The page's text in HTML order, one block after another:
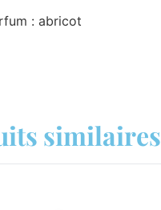
: abricot
similaires